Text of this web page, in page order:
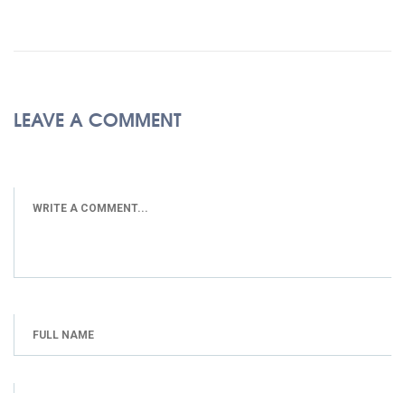
LEAVE A COMMENT